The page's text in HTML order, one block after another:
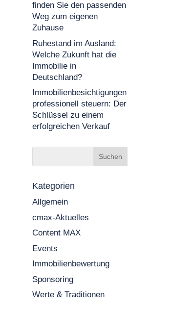
finden Sie den passenden
Weg zum eigenen
Zuhause
Ruhestand im Ausland:
Welche Zukunft hat die
Immobilie in
Deutschland?
Immobilienbesichtigungen
professionell steuern: Der
Schlüssel zu einem
erfolgreichen Verkauf
Kategorien
Allgemein
cmax-Aktuelles
Content MAX
Events
Immobilienbewertung
Sponsoring
Werte & Traditionen